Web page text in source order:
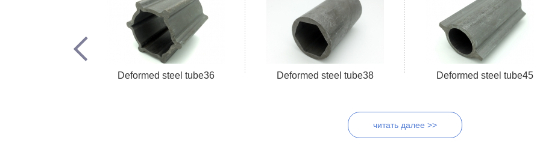
Deformed steel tube36 Deformed steel tube38 Deformed steel tube45
читать далее >>